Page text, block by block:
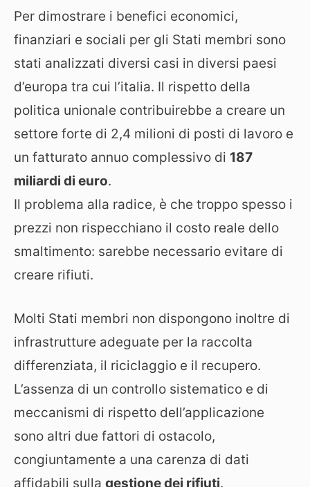
Per dimostrare i benefici economici,
finanziari e sociali per gli Stati membri sono
stati analizzati diversi casi in diversi paesi
d’europa tra cui l’italia. Il rispetto della
politica unionale contribuirebbe a creare un
settore forte di 2,4 milioni di posti di lavoro e
un fatturato annuo complessivo di 187
miliardi di euro.
Il problema alla radice, è che troppo spesso i
prezzi non rispecchiano il costo reale dello
smaltimento: sarebbe necessario evitare di
creare rifiuti.
Molti Stati membri non dispongono inoltre di
infrastrutture adeguate per la raccolta
differenziata, il riciclaggio e il recupero.
L’assenza di un controllo sistematico e di
meccanismi di rispetto dell’applicazione
sono altri due fattori di ostacolo,
congiuntamente a una carenza di dati
affidabili sulla gestione dei rifiuti.